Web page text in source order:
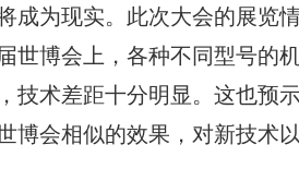
成为现实。此次大会的展览
世博会上，各种不同型号的
技术差距十分明显。这也预
博会相似的效果，对新技术